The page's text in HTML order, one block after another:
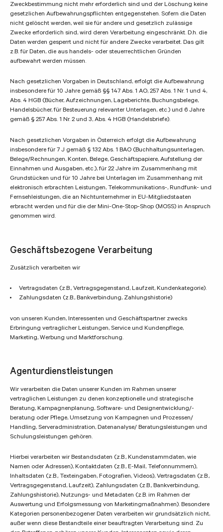
Zweckbestimmung nicht mehr erforderlich sind und der Löschung keine
gesetzlichen Aufbewahrungspflichten entgegenstehen. Sofern die Daten
nicht gelöscht werden, weil sie für andere und gesetzlich zulässige
Zwecke erforderlich sind, wird deren Verarbeitung eingeschränkt. D.h. die
Daten werden gesperrt und nicht für andere Zwecke verarbeitet. Das gilt
z.B. für Daten, die aus handels- oder steuerrechtlichen Gründen
aufbewahrt werden müssen.
Nach gesetzlichen Vorgaben in Deutschland, erfolgt die Aufbewahrung
insbesondere für 10 Jahre gemäß §§ 147 Abs. 1 AO, 257 Abs. 1 Nr. 1 und 4,
Abs. 4 HGB (Bücher, Aufzeichnungen, Lageberichte, Buchungsbelege,
Handelsbücher, für Besteuerung relevanter Unterlagen, etc.) und 6 Jahre
gemäß § 257 Abs. 1 Nr. 2 und 3, Abs. 4 HGB (Handelsbriefe).
Nach gesetzlichen Vorgaben in Österreich erfolgt die Aufbewahrung
insbesondere für 7 J gemäß § 132 Abs. 1 BAO (Buchhaltungsunterlagen,
Belege/Rechnungen, Konten, Belege, Geschäftspapiere, Aufstellung der
Einnahmen und Ausgaben, etc.), für 22 Jahre im Zusammenhang mit
Grundstücken und für 10 Jahre bei Unterlagen im Zusammenhang mit
elektronisch erbrachten Leistungen, Telekommunikations-, Rundfunk- und
Fernsehleistungen, die an Nichtunternehmer in EU-Mitgliedstaaten
erbracht werden und für die der Mini-One-Stop-Shop (MOSS) in Anspruch
genommen wird.
Geschäftsbezogene Verarbeitung
Zusätzlich verarbeiten wir
Vertragsdaten (z.B., Vertragsgegenstand, Laufzeit, Kundenkategorie).
Zahlungsdaten (z.B., Bankverbindung, Zahlungshistorie)
von unseren Kunden, Interessenten und Geschäftspartner zwecks
Erbringung vertraglicher Leistungen, Service und Kundenpflege,
Marketing, Werbung und Marktforschung.
Agenturdienstleistungen
Wir verarbeiten die Daten unserer Kunden im Rahmen unserer
vertraglichen Leistungen zu denen konzeptionelle und strategische
Beratung, Kampagnenplanung, Software- und Designentwicklung/-
beratung oder Pflege, Umsetzung von Kampagnen und Prozessen/
Handling, Serveradministration, Datenanalyse/ Beratungsleistungen und
Schulungsleistungen gehören.
Hierbei verarbeiten wir Bestandsdaten (z.B., Kundenstammdaten, wie
Namen oder Adressen), Kontaktdaten (z.B., E-Mail, Telefonnummern),
Inhaltsdaten (z.B., Texteingaben, Fotografien, Videos), Vertragsdaten (z.B.,
Vertragsgegenstand, Laufzeit), Zahlungsdaten (z.B., Bankverbindung,
Zahlungshistorie), Nutzungs- und Metadaten (z.B. im Rahmen der
Auswertung und Erfolgsmessung von Marketingmaßnahmen). Besondere
Kategorien personenbezogener Daten verarbeiten wir grundsätzlich nicht,
außer wenn diese Bestandteile einer beauftragten Verarbeitung sind. Zu